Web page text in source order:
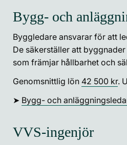
Bygg- och
Byggledare ansvarar för att
De säkerställer att
som främjar hållbarhet och
Genomsnittlig lön 42 500 kr.
➤ Bygg- och
VVS-ingenjör